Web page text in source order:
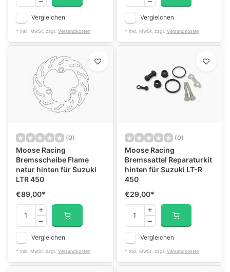
Vergleichen
* Inkl. MwSt. zzgl. Versandkosten
Vergleichen
* Inkl. MwSt. zzgl. Versandkosten
(0)
Moose Racing
Bremsscheibe Flame
natur hinten für Suzuki
LTR 450
€89,00*
Vergleichen
* Inkl. MwSt. zzgl. Versandkosten
(0)
Moose Racing
Bremssattel Reparaturkit
hinten für Suzuki LT-R
450
€29,00*
Vergleichen
* Inkl. MwSt. zzgl. Versandkosten